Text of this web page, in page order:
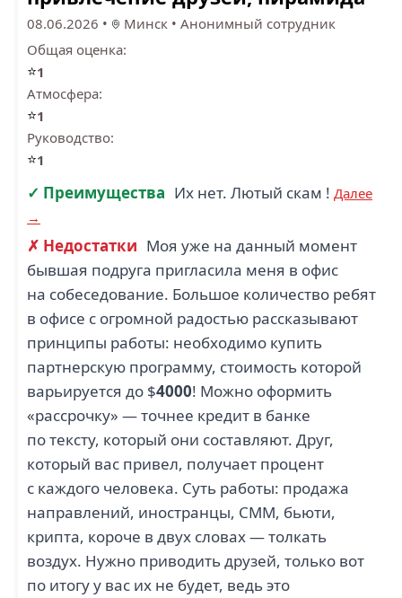
08.06.2026 • Минск • Анонимный сотрудник
Общая оценка:
⭐1
Атмосфера:
⭐1
Руководство:
⭐1
✓ Преимущества Их нет. Лютый скам ! Далее
→
✗ Недостатки Моя уже на данный момент
бывшая подруга пригласила меня в офис
на собеседование. Большое количество ребят
в офисе с огромной радостью рассказывают
принципы работы: необходимо купить
партнерскую программу, стоимость которой
варьируется до $4000! Можно оформить
«рассрочку» — точнее кредит в банке
по тексту, который они составляют. Друг,
который вас привел, получает процент
с каждого человека. Суть работы: продажа
направлений, иностранцы, СММ, бьюти,
крипта, короче в двух словах — толкать
воздух. Нужно приводить друзей, только вот
по итогу у вас их не будет, ведь это